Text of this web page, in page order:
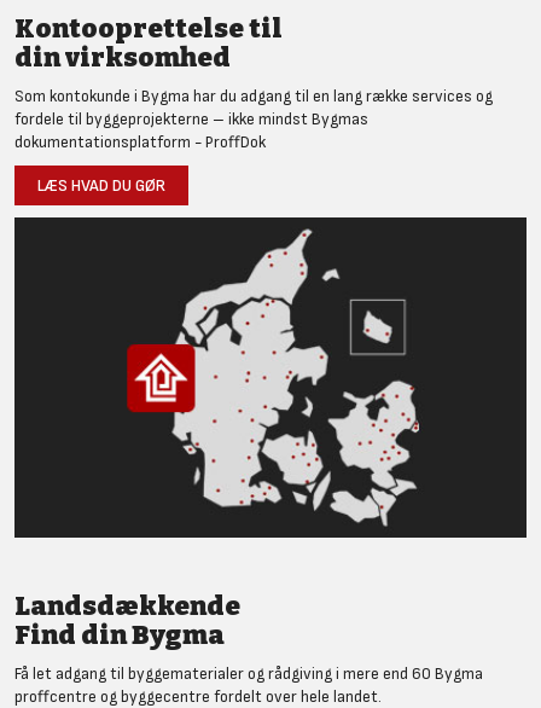
Kontooprettelse til
din virksomhed
Som kontokunde i Bygma har du adgang til en lang række services og
fordele til byggeprojekterne – ikke mindst Bygmas
dokumentationsplatform - ProffDok
LÆS HVAD DU GØR
Landsdækkende
Find din Bygma
Få let adgang til byggematerialer og rådgiving i mere end 60 Bygma
proffcentre og byggecentre fordelt over hele landet.